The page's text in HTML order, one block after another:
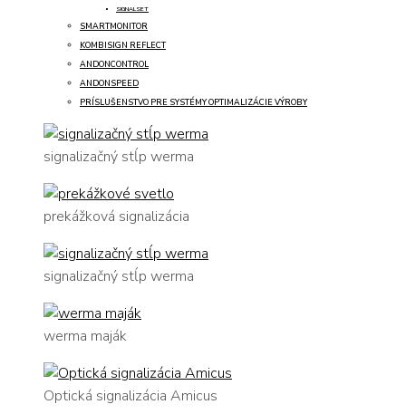
SIGNALSET
SMARTMONITOR
KOMBISIGN REFLECT
ANDONCONTROL
ANDONSPEED
PRÍSLUŠENSTVO PRE SYSTÉMY OPTIMALIZÁCIE VÝROBY
signalizačný stĺp werma
prekážková signalizácia
signalizačný stĺp werma
werma maják
Optická signalizácia Amicus